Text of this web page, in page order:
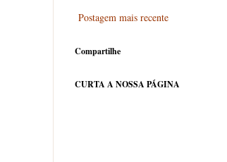
Postagem mais recente
Compartilhe
CURTA A NOSSA PÁGINA